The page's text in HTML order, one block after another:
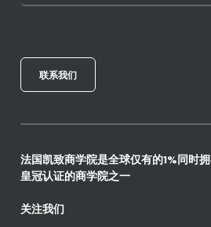
联系我们
法国凯致商学院是全球仅有的1%同时
皇冠认证的商学院之一
关注我们